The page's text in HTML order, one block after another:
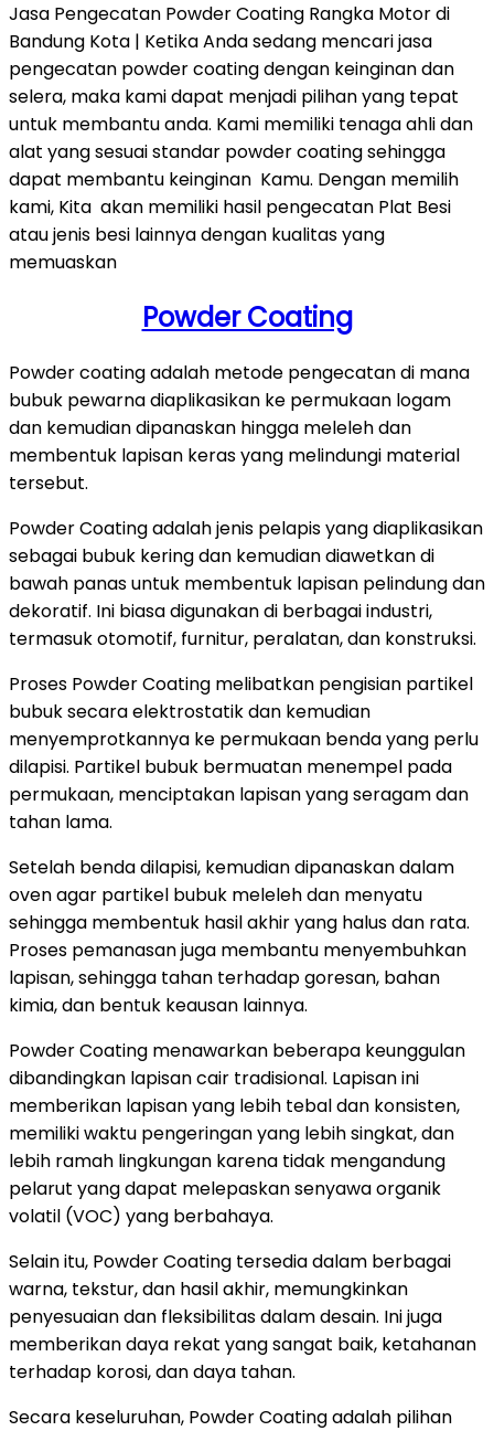
Jasa Pengecatan Powder Coating Rangka Motor di
Bandung Kota | Ketika Anda sedang mencari jasa
pengecatan powder coating dengan keinginan dan
selera, maka kami dapat menjadi pilihan yang tepat
untuk membantu anda. Kami memiliki tenaga ahli dan
alat yang sesuai standar powder coating sehingga
dapat membantu keinginan Kamu. Dengan memilih
kami, Kita akan memiliki hasil pengecatan Plat Besi
atau jenis besi lainnya dengan kualitas yang
memuaskan
Powder Coating
Powder coating adalah metode pengecatan di mana
bubuk pewarna diaplikasikan ke permukaan logam
dan kemudian dipanaskan hingga meleleh dan
membentuk lapisan keras yang melindungi material
tersebut.
Powder Coating adalah jenis pelapis yang diaplikasikan
sebagai bubuk kering dan kemudian diawetkan di
bawah panas untuk membentuk lapisan pelindung dan
dekoratif. Ini biasa digunakan di berbagai industri,
termasuk otomotif, furnitur, peralatan, dan konstruksi.
Proses Powder Coating melibatkan pengisian partikel
bubuk secara elektrostatik dan kemudian
menyemprotkannya ke permukaan benda yang perlu
dilapisi. Partikel bubuk bermuatan menempel pada
permukaan, menciptakan lapisan yang seragam dan
tahan lama.
Setelah benda dilapisi, kemudian dipanaskan dalam
oven agar partikel bubuk meleleh dan menyatu
sehingga membentuk hasil akhir yang halus dan rata.
Proses pemanasan juga membantu menyembuhkan
lapisan, sehingga tahan terhadap goresan, bahan
kimia, dan bentuk keausan lainnya.
Powder Coating menawarkan beberapa keunggulan
dibandingkan lapisan cair tradisional. Lapisan ini
memberikan lapisan yang lebih tebal dan konsisten,
memiliki waktu pengeringan yang lebih singkat, dan
lebih ramah lingkungan karena tidak mengandung
pelarut yang dapat melepaskan senyawa organik
volatil (VOC) yang berbahaya.
Selain itu, Powder Coating tersedia dalam berbagai
warna, tekstur, dan hasil akhir, memungkinkan
penyesuaian dan fleksibilitas dalam desain. Ini juga
memberikan daya rekat yang sangat baik, ketahanan
terhadap korosi, dan daya tahan.
Secara keseluruhan, Powder Coating adalah pilihan